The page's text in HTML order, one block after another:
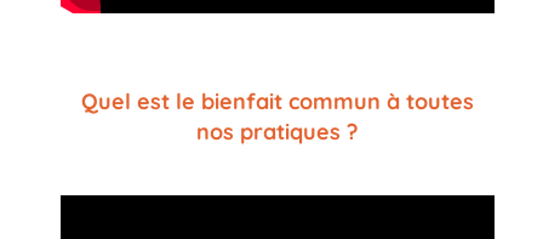
Quel est le bienfait commun à toutes
nos pratiques ?